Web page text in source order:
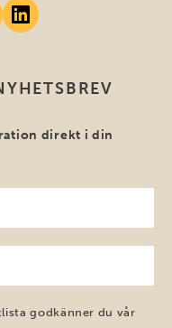
direkt i din
godkänner du vår